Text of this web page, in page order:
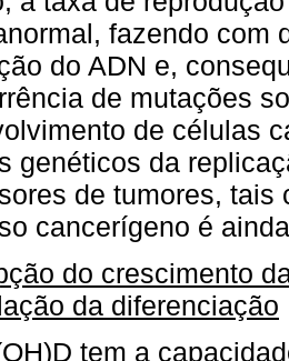
fazendo com
do ADN e,
de mutações
de células
genéticos da
de tumores,
cancerígeno é
do crescimento
da diferenciação
tem a